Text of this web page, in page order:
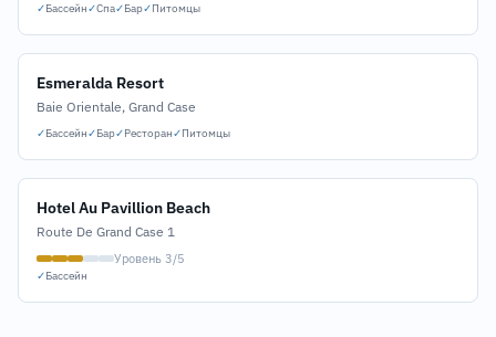
✓Бассейн✓Спа✓Бар✓Питомцы
Esmeralda Resort
Baie Orientale, Grand Case
✓Бассейн✓Бар✓Ресторан✓Питомцы
Hotel Au Pavillion Beach
Route De Grand Case 1
Уровень 3/5
✓Бассейн